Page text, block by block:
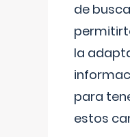
de
la
para
estos